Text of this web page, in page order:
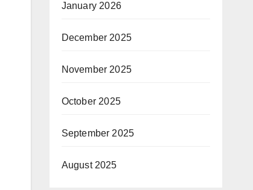
January 2026
December 2025
November 2025
October 2025
September 2025
August 2025